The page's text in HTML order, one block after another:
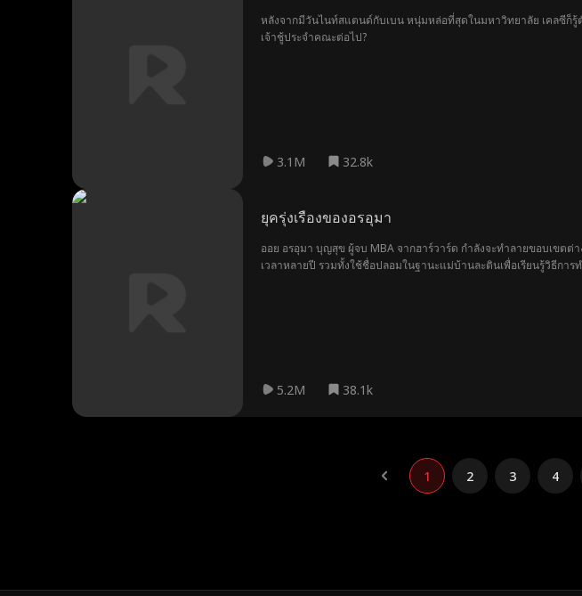
หลังจากมีวันไนท์สแตนด์กับเบน หนุ่มหล่อที่สุดในมหาวิทยาลัย เคลซีก็รู้ตั
เจ้าชู้ประจำคณะต่อไป?
3.1M 32.8k
ยุครุ่งเรืองของอรอุมา
ออย อรอุมา บุญสุข ผู้จบ MBA จากฮาร์วาร์ด กำลังจะทำลายขอบเขต
เวลาหลายปี รวมทั้งใช้ชื่อปลอมในฐานะแม่บ้านละตินเพื่อเรียนรู้วิธีกา
5.2M 38.1k
1 2 3 4